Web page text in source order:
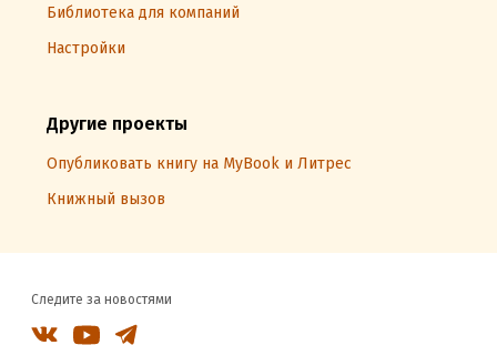
Библиотека для компаний
Настройки
Другие проекты
Опубликовать книгу на MyBook и Литрес
Книжный вызов
Следите за новостями